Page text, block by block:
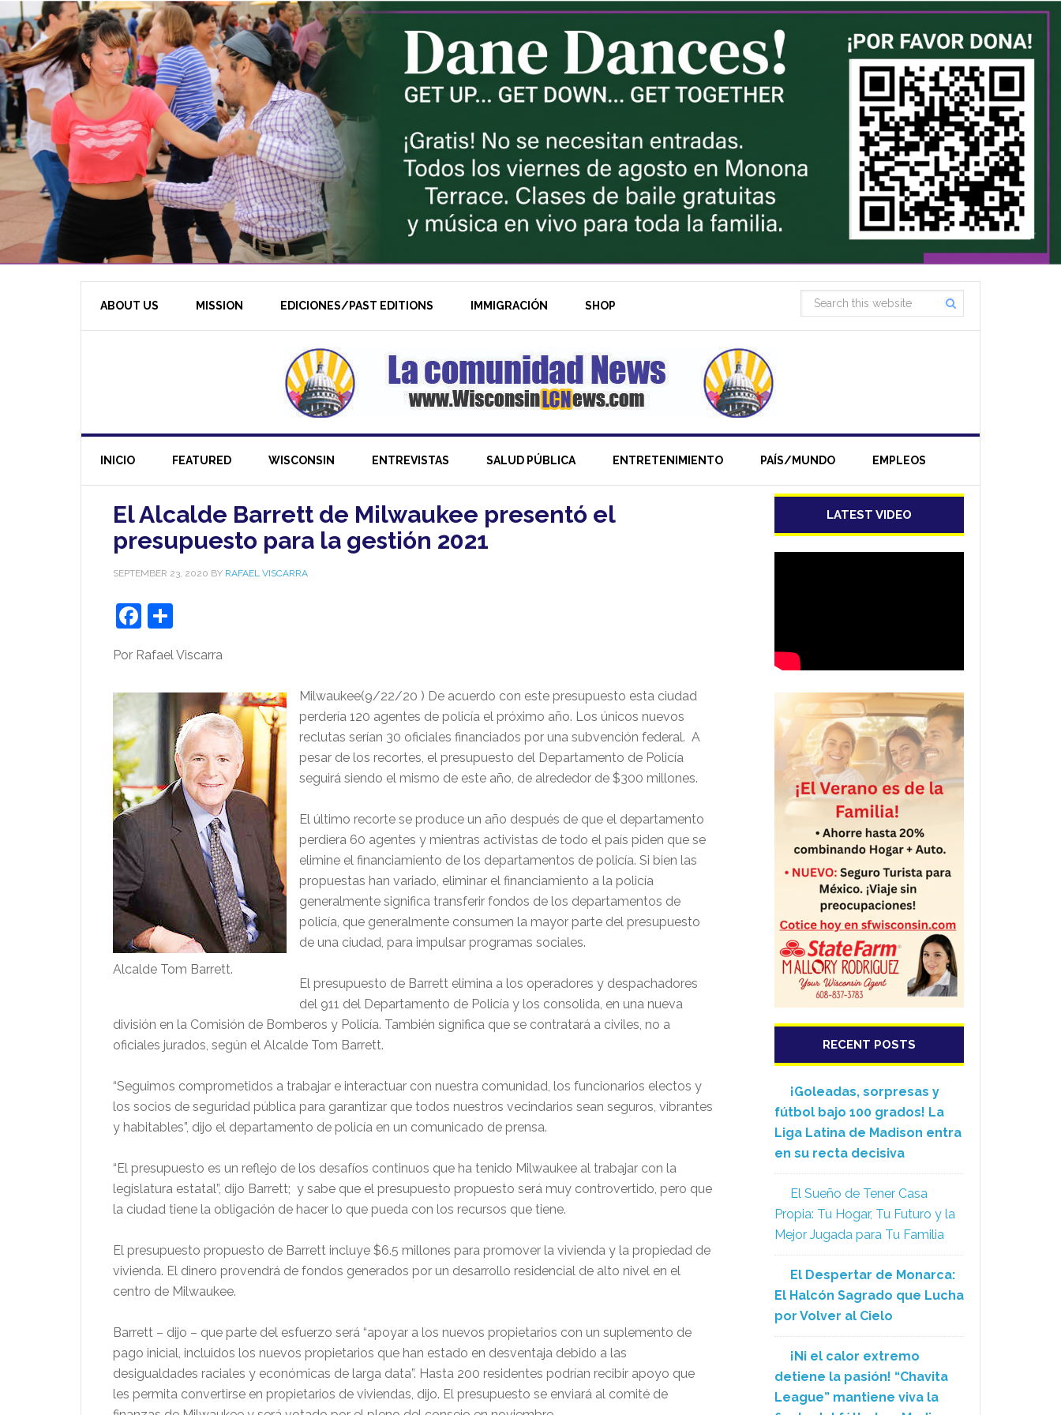
ABOUT US MISSION EDICIONES/PAST EDITIONS IMMIGRACIÓN SHOP
INICIO FEATURED WISCONSIN ENTREVISTAS SALUD PÚBLICA ENTRETENIMIENTO PAÍS/MUNDO EMPLEOS
El Alcalde Barrett de Milwaukee presentó el
presupuesto para la gestión 2021
SEPTEMBER 23, 2020 BY RAFAEL VISCARRA
Facebook
Por Rafael Viscarra
Alcalde Tom Barrett.
Milwaukee(9/22/20 ) De acuerdo con este presupuesto esta ciudad
perdería 120 agentes de policía el próximo año. Los únicos nuevos
reclutas serían 30 oficiales financiados por una subvención federal. A
pesar de los recortes, el presupuesto del Departamento de Policía
seguirá siendo el mismo de este año, de alrededor de $300 millones.
El último recorte se produce un año después de que el departamento
perdiera 60 agentes y mientras activistas de todo el país piden que se
elimine el financiamiento de los departamentos de policía. Si bien las
propuestas han variado, eliminar el financiamiento a la policía
generalmente significa transferir fondos de los departamentos de
policía, que generalmente consumen la mayor parte del presupuesto
de una ciudad, para impulsar programas sociales.
El presupuesto de Barrett elimina a los operadores y despachadores
del 911 del Departamento de Policía y los consolida, en una nueva
división en la Comisión de Bomberos y Policía. También significa que se contratará a civiles, no a
oficiales jurados, según el Alcalde Tom Barrett.
“Seguimos comprometidos a trabajar e interactuar con nuestra comunidad, los funcionarios electos y
los socios de seguridad pública para garantizar que todos nuestros vecindarios sean seguros, vibrantes
y habitables”, dijo el departamento de policía en un comunicado de prensa.
“El presupuesto es un reflejo de los desafíos continuos que ha tenido Milwaukee al trabajar con la
legislatura estatal”, dijo Barrett; y sabe que el presupuesto propuesto será muy controvertido, pero que
la ciudad tiene la obligación de hacer lo que pueda con los recursos que tiene.
El presupuesto propuesto de Barrett incluye $6.5 millones para promover la vivienda y la propiedad de
vivienda. El dinero provendrá de fondos generados por un desarrollo residencial de alto nivel en el
centro de Milwaukee.
Barrett – dijo – que parte del esfuerzo será “apoyar a los nuevos propietarios con un suplemento de
pago inicial, incluidos los nuevos propietarios que han estado en desventaja debido a las
desigualdades raciales y económicas de larga data”. Hasta 200 residentes podrían recibir apoyo que
les permita convertirse en propietarios de viviendas, dijo. El presupuesto se enviará al comité de
LATEST VIDEO
RECENT POSTS
¡Goleadas, sorpresas y
fútbol bajo 100 grados! La
Liga Latina de Madison entra
en su recta decisiva
El Sueño de Tener Casa
Propia: Tu Hogar, Tu Futuro y la
Mejor Jugada para Tu Familia
El Despertar de Monarca:
El Halcón Sagrado que Lucha
por Volver al Cielo
¡Ni el calor extremo
detiene la pasión! “Chavita
League” mantiene viva la